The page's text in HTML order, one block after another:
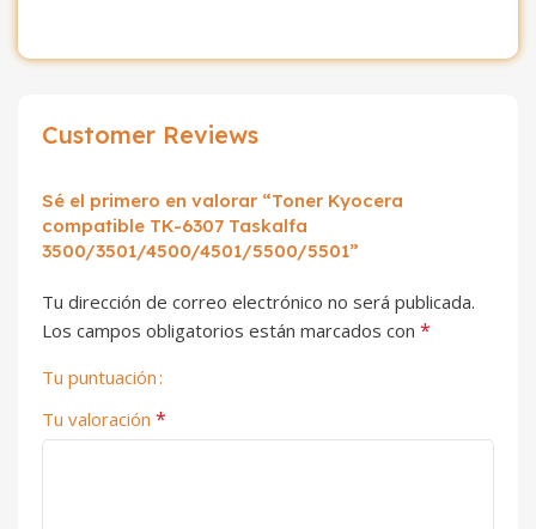
Customer Reviews
Sé el primero en valorar “Toner Kyocera
compatible TK-6307 Taskalfa
3500/3501/4500/4501/5500/5501”
Tu dirección de correo electrónico no será publicada.
Los campos obligatorios están marcados con *
Tu puntuación
Tu valoración *